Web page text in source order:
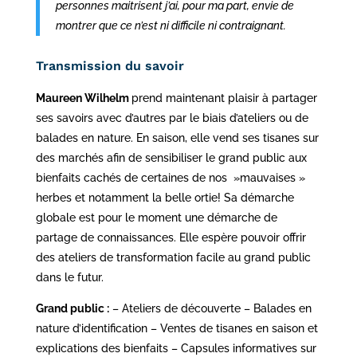
personnes maitrisent j’ai, pour ma part, envie de
montrer que ce n’est ni difficile ni contraignant.
Transmission du savoir
Maureen Wilhelm prend maintenant plaisir à partager
ses savoirs avec d’autres par le biais d’ateliers ou de
balades en nature. En saison, elle vend ses tisanes sur
des marchés afin de sensibiliser le grand public aux
bienfaits cachés de certaines de nos »mauvaises »
herbes et notamment la belle ortie! Sa démarche
globale est pour le moment une démarche de
partage de connaissances. Elle espère pouvoir offrir
des ateliers de transformation facile au grand public
dans le futur.
Grand public :– Ateliers de découverte – Balades en
nature d’identification – Ventes de tisanes en saison et
explications des bienfaits – Capsules informatives sur